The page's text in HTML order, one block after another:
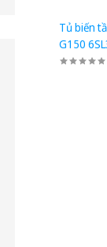
Tủ biến
G150
4CA3: Tủ